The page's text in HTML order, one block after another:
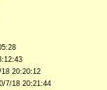
18 20:20:12
7/18 20:21:44